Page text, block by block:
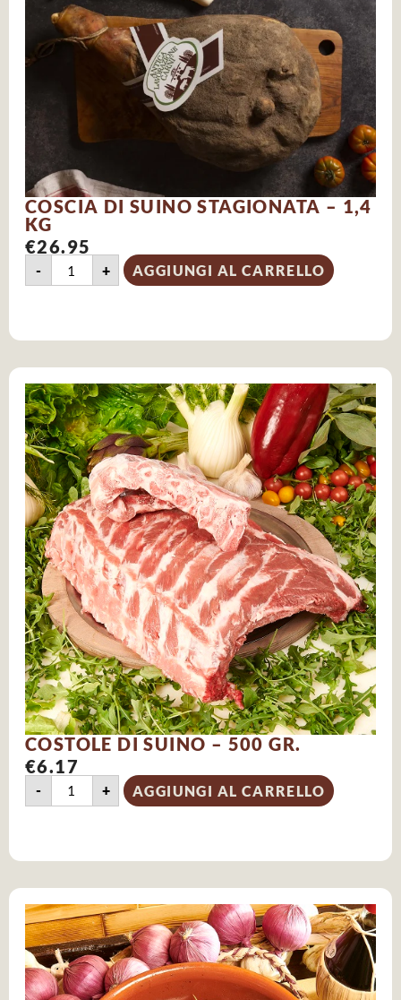
COSCIA DI SUINO STAGIONATA – 1,4
KG
€26.95
- + AGGIUNGI AL CARRELLO
COSTOLE DI SUINO – 500 GR.
€6.17
- + AGGIUNGI AL CARRELLO